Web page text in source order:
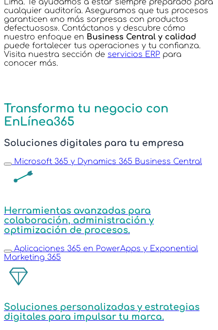
Lima. Te ayudamos a estar siempre preparado para
cualquier auditoría. Aseguramos que tus procesos
garanticen «no más sorpresas con productos
defectuosos». Contáctanos y descubre cómo
nuestro enfoque en Business Central y calidad
puede fortalecer tus operaciones y tu confianza.
Visita nuestra sección de servicios ERP para
conocer más.
Transforma tu negocio con
EnLínea365
Soluciones digitales para tu empresa
Microsoft 365 y Dynamics 365 Business Central
Herramientas avanzadas para
colaboración, administración y
optimización de procesos.
Aplicaciones 365 en PowerApps y Exponential
Marketing 365
Soluciones personalizadas y estrategias
digitales para impulsar tu marca.